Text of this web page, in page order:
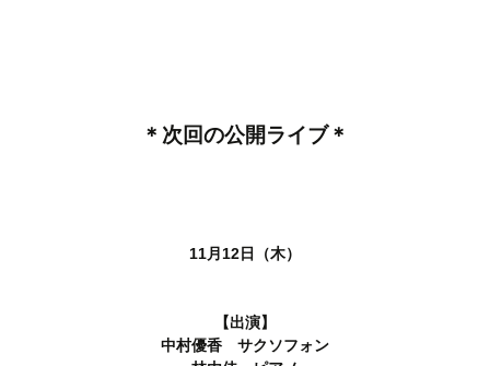
＊次回の公開ライブ＊
11月12日（木）
【出演】
中村優香 サクソフォン